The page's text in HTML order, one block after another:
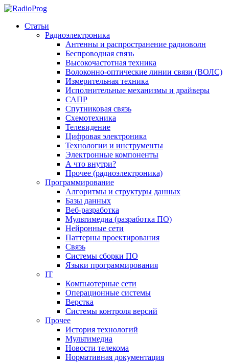
Статьи
Радиоэлектроника
Антенны и распространение радиоволн
Беспроводная связь
Высокочастотная техника
Волоконно-оптические линии связи (ВОЛС)
Измерительная техника
Исполнительные механизмы и драйверы
САПР
Спутниковая связь
Схемотехника
Телевидение
Цифровая электроника
Технологии и инструменты
Электронные компоненты
А что внутри?
Прочее (радиоэлектроника)
Программирование
Алгоритмы и структуры данных
Базы данных
Веб-разработка
Мультимедиа (разработка ПО)
Нейронные сети
Паттерны проектирования
Связь
Системы сборки ПО
Языки программирования
IT
Компьютерные сети
Операционные системы
Верстка
Системы контроля версий
Прочее
История технологий
Мультимедиа
Новости телекома
Нормативная документация